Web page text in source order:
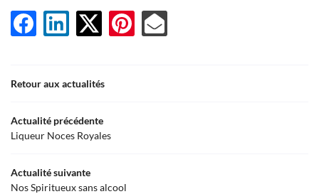
NOTRE CAVE
BAR À VIN
Retour aux actualités
Actualité précédente
Liqueur Noces Royales
Actualité suivante
Nos Spiritueux sans alcool